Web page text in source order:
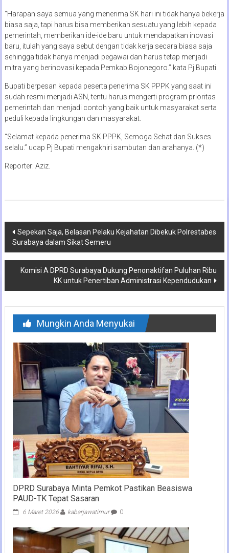
“Harapan saya semua yang menerima SK hari ini tidak hanya bekerja
biasa saja, tapi harus bisa memberikan sesuatu yang lebih kepada
pemerintah, memberikan ide-ide baru untuk mendapatkan inovasi
baru, itulah yang saya sebut dengan tidak kerja secara biasa saja
sehingga tidak hanya menjadi pegawai dan harus tetap menjadi
mitra yang berinovasi kepada Pemkab Bojonegoro.” kata Pj Bupati.
Bupati berpesan kepada peserta penerima SK PPPK yang saat ini
sudah resmi menjadi ASN, tentu harus mengerti program prioritas
pemerintah dan menjadi contoh yang baik untuk masyarakat serta
peduli kepada lingkungan dan masyarakat.
“Selamat kepada penerima SK PPPK, Semoga Sehat dan Sukses
selalu.” ucap Pj Bupati mengakhiri sambutan dan arahanya. (*)
Reporter: Aziz.
Navigasi
pos
Sepekan Saja, Belasan Pelaku Kejahatan Dibekuk Polrestabes
Surabaya dalam Sikat Semeru
Komisi A DPRD Surabaya Dukung Penonaktifan Puluhan Ribu
KK untuk Penertiban Administrasi Kependudukan
Mungkin Anda Menyukai
DPRD Surabaya Minta Pemkot Pastikan Beasiswa
PAUD-TK Tepat Sasaran
6 Maret 2026 kabarjawatimur 0